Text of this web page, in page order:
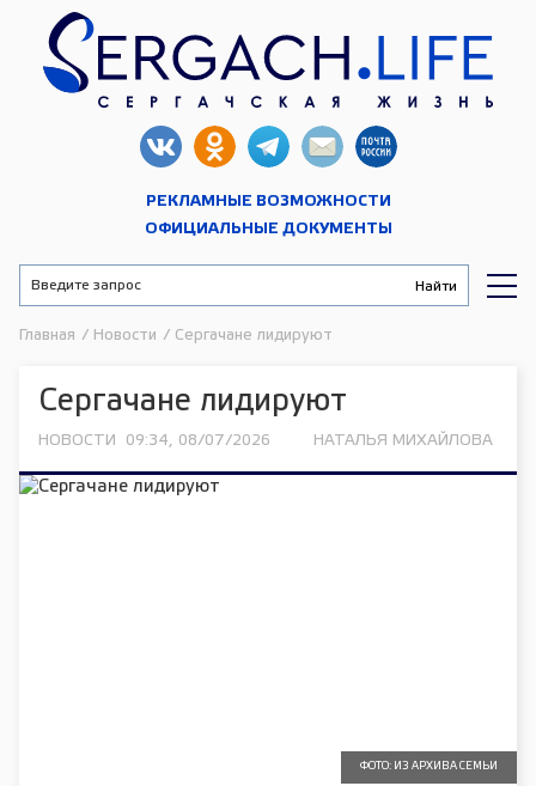
РЕКЛАМНЫЕ ВОЗМОЖНОСТИ
ОФИЦИАЛЬНЫЕ ДОКУМЕНТЫ
Главная / Новости / Сергачане лидируют
Сергачане лидируют
НОВОСТИ 09:34, 08/07/2026 НАТАЛЬЯ МИХАЙЛОВА
ФОТО: ИЗ АРХИВА СЕМЬИ